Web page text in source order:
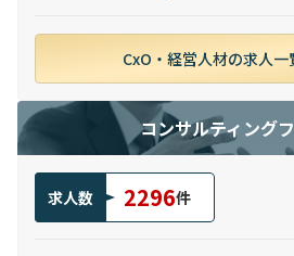
CxO・経営人材の求人一
コンサルティング
求人数 2296件